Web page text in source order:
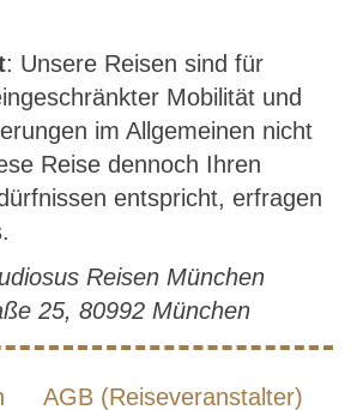
: Unsere Reisen sind für
Mobilität und
im Allgemeinen nicht
Reise dennoch Ihren
entspricht, erfragen
Reisen München
25, 80992 München
AGB (Reiseveranstalter)